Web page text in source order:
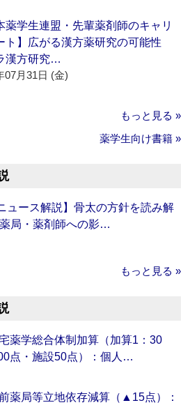
薬学生連盟・先輩薬剤師のキャリ
ト】広がる漢方薬研究の可能性
漢方研究…
07月31日 (金)
もっと見る »
薬学生向け書籍 »
ュース解説】骨太の方針を読み解
局・薬剤師への影…
もっと見る »
薬学総合体制加算（加算1：30
点・施設50点）：個人…
薬局等立地依存減算（▲15点）：